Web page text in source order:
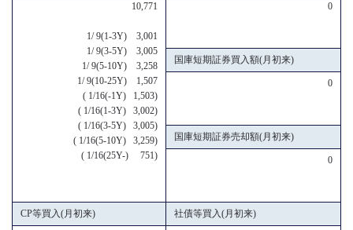
10,771
1/ 9(1-3Y) 3,001
1/ 9(3-5Y) 3,005
1/ 9(5-10Y) 3,258
1/ 9(10-25Y) 1,507
( 1/16(-1Y) 1,503)
( 1/16(1-3Y) 3,002)
( 1/16(3-5Y) 3,005)
( 1/16(5-10Y) 3,259)
( 1/16(25Y-) 751)
0
国庫短期証券買入額(月初来)
0
国庫短期証券売却額(月初来)
0
CP等買入(月初来) 社債等買入(月初来)